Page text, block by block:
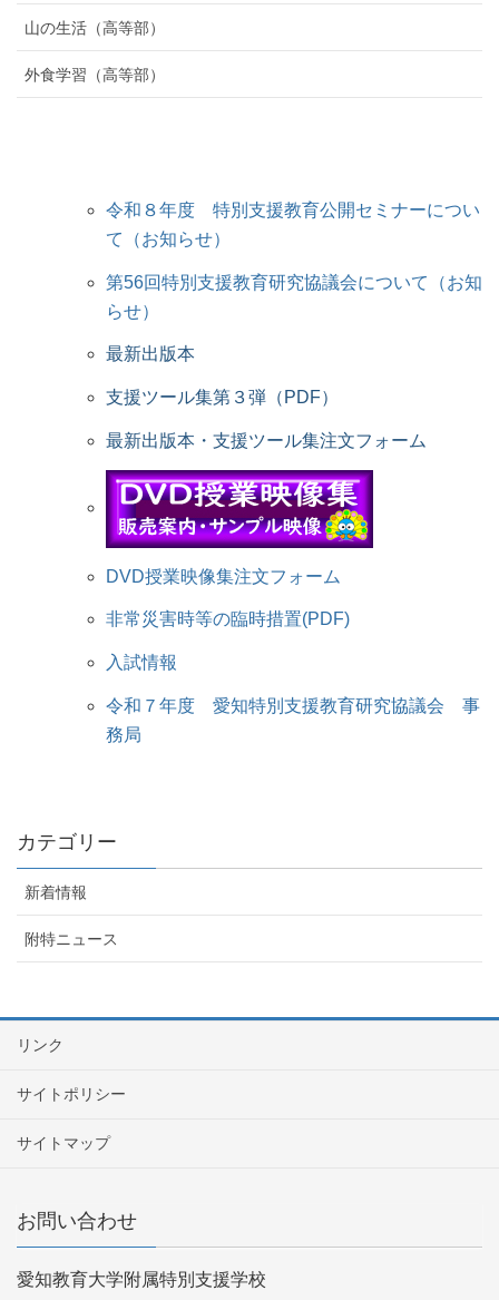
山の生活（高等部）
外食学習（高等部）
令和８年度 特別支援教育公開セミナーについ
て（お知らせ）
第56回特別支援教育研究協議会について（お知
らせ）
最新出版本
支援ツール集第３弾（PDF）
最新出版本・支援ツール集注文フォーム
DVD授業映像集注文フォーム
非常災害時等の臨時措置(PDF)
入試情報
令和７年度 愛知特別支援教育研究協議会 事
務局
カテゴリー
新着情報
附特ニュース
リンク
サイトポリシー
サイトマップ
お問い合わせ
愛知教育大学附属特別支援学校